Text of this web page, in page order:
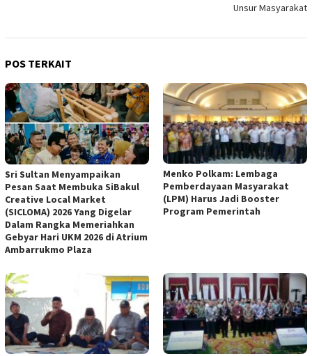
Unsur Masyarakat
POS TERKAIT
Sri Sultan Menyampaikan
Pesan Saat Membuka SiBakul
Creative Local Market
(SICLOMA) 2026 Yang Digelar
Dalam Rangka Memeriahkan
Gebyar Hari UKM 2026 di Atrium
Ambarrukmo Plaza
Menko Polkam: Lembaga
Pemberdayaan Masyarakat
(LPM) Harus Jadi Booster
Program Pemerintah